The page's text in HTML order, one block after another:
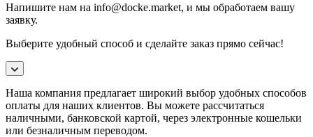
Напишите нам на info@docke.market, и мы обработаем вашу
заявку.
Выберите удобный способ и сделайте заказ прямо сейчас!
Наша компания предлагает широкий выбор удобных способов
оплаты для наших клиентов. Вы можете рассчитаться
наличными, банковской картой, через электронные кошельки
или безналичным переводом.